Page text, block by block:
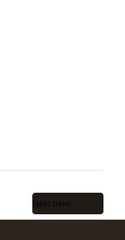
Next Item